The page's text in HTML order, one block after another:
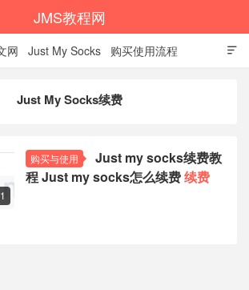
JMS教程网

网 Just My Socks 购买使用流程
条件 9、问题排查 🌼 JMS
Just My Socks续费
购买与使用
Just my socks续费教
程 Just my socks怎么续费续费
1